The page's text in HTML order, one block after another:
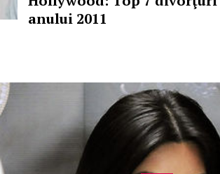
anului 2011